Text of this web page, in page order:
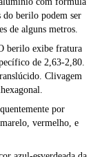
berilo podem ser
de alguns metros.
berilo exibe fratura
de 2,63-2,80.
Clivagem
por
vermelho, e